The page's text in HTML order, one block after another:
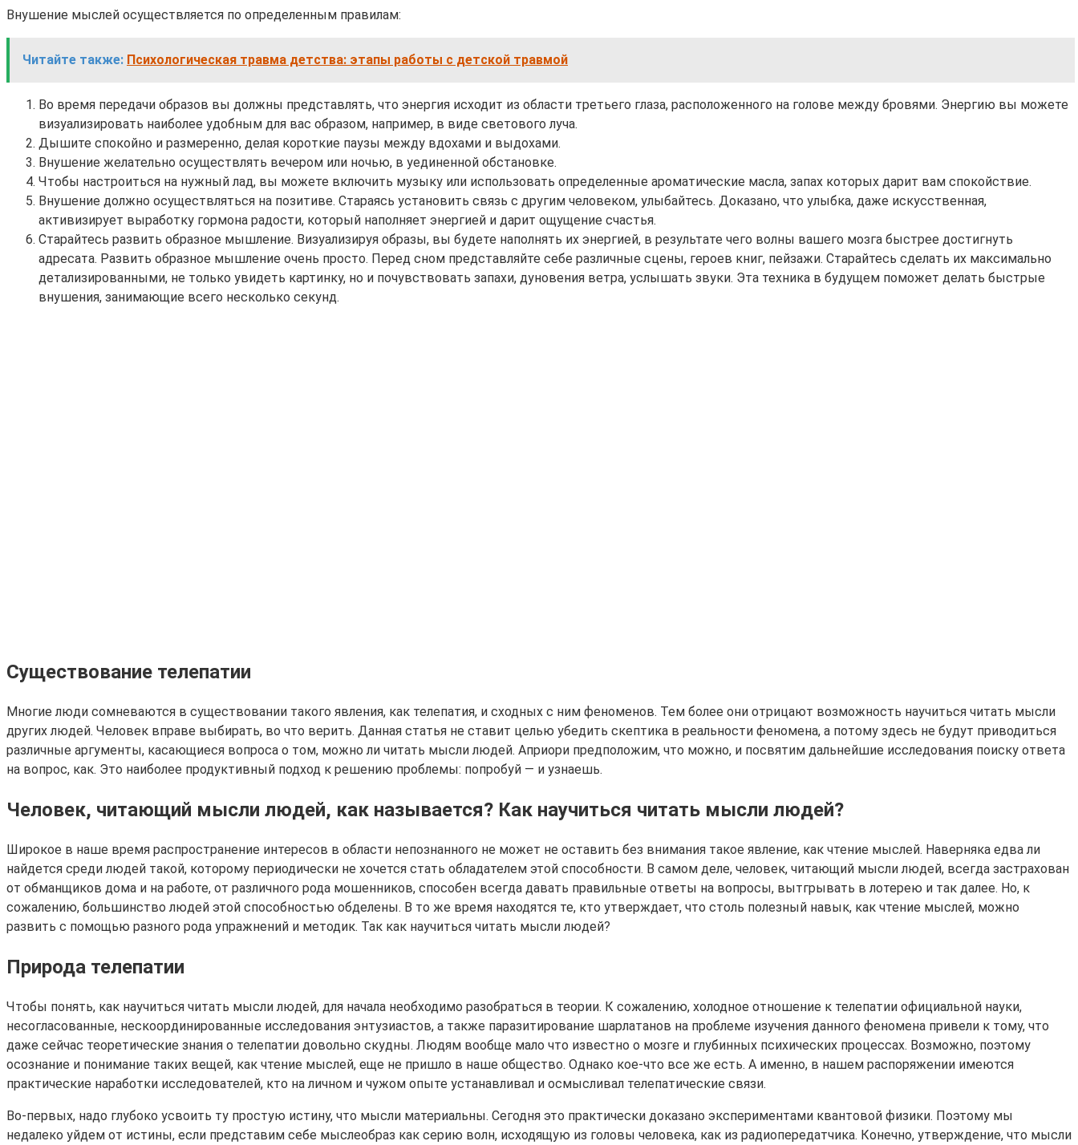
Внушение мыслей осуществляется по определенным правилам:
Читайте также: Психологическая травма детства: этапы работы с детской травмой
Во время передачи образов вы должны представлять, что энергия исходит из области третьего глаза, расположенного на голове между бровями. Энергию вы можете
визуализировать наиболее удобным для вас образом, например, в виде светового луча.
Дышите спокойно и размеренно, делая короткие паузы между вдохами и выдохами.
Внушение желательно осуществлять вечером или ночью, в уединенной обстановке.
Чтобы настроиться на нужный лад, вы можете включить музыку или использовать определенные ароматические масла, запах которых дарит вам спокойствие.
Внушение должно осуществляться на позитиве. Стараясь установить связь с другим человеком, улыбайтесь. Доказано, что улыбка, даже искусственная,
активизирует выработку гормона радости, который наполняет энергией и дарит ощущение счастья.
Старайтесь развить образное мышление. Визуализируя образы, вы будете наполнять их энергией, в результате чего волны вашего мозга быстрее достигнуть
адресата. Развить образное мышление очень просто. Перед сном представляйте себе различные сцены, героев книг, пейзажи. Старайтесь сделать их максимально
детализированными, не только увидеть картинку, но и почувствовать запахи, дуновения ветра, услышать звуки. Эта техника в будущем поможет делать быстрые
внушения, занимающие всего несколько секунд.
Существование телепатии
Многие люди сомневаются в существовании такого явления, как телепатия, и сходных с ним феноменов. Тем более они отрицают возможность научиться читать мысли
других людей. Человек вправе выбирать, во что верить. Данная статья не ставит целью убедить скептика в реальности феномена, а потому здесь не будут приводиться
различные аргументы, касающиеся вопроса о том, можно ли читать мысли людей. Априори предположим, что можно, и посвятим дальнейшие исследования поиску ответа
на вопрос, как. Это наиболее продуктивный подход к решению проблемы: попробуй — и узнаешь.
Человек, читающий мысли людей, как называется? Как научиться читать мысли людей?
Широкое в наше время распространение интересов в области непознанного не может не оставить без внимания такое явление, как чтение мыслей. Наверняка едва ли
найдется среди людей такой, которому периодически не хочется стать обладателем этой способности. В самом деле, человек, читающий мысли людей, всегда застрахован
от обманщиков дома и на работе, от различного рода мошенников, способен всегда давать правильные ответы на вопросы, вытгрывать в лотерею и так далее. Но, к
сожалению, большинство людей этой способностью обделены. В то же время находятся те, кто утверждает, что столь полезный навык, как чтение мыслей, можно
развить с помощью разного рода упражнений и методик. Так как научиться читать мысли людей?
Природа телепатии
Чтобы понять, как научиться читать мысли людей, для начала необходимо разобраться в теории. К сожалению, холодное отношение к телепатии официальной науки,
несогласованные, нескоординированные исследования энтузиастов, а также паразитирование шарлатанов на проблеме изучения данного феномена привели к тому, что
даже сейчас теоретические знания о телепатии довольно скудны. Людям вообще мало что известно о мозге и глубинных психических процессах. Возможно, поэтому
осознание и понимание таких вещей, как чтение мыслей, еще не пришло в наше общество. Однако кое-что все же есть. А именно, в нашем распоряжении имеются
практические наработки исследователей, кто на личном и чужом опыте устанавливал и осмысливал телепатические связи.
Во-первых, надо глубоко усвоить ту простую истину, что мысли материальны. Сегодня это практически доказано экспериментами квантовой физики. Поэтому мы
недалеко уйдем от истины, если представим себе мыслеобраз как серию волн, исходящую из головы человека, как из радиопередатчика. Конечно, утверждение, что мысли